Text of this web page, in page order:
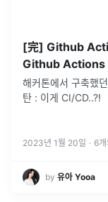
[完] Github
Github
해커톤에서 구축했
탄 : 이게 CI/CD..?!
2023년 1월 20일 · 6
by 유아 Yooa